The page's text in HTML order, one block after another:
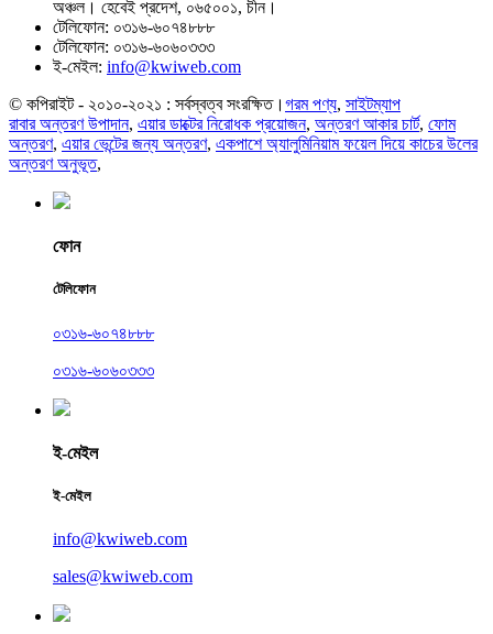
অঞ্চল। হেবেই প্রদেশ, ০৬৫০০১, চীন।
টেলিফোন: ০৩১৬-৬০৭৪৮৮৮
টেলিফোন: ০৩১৬-৬০৬০৩৩৩
ই-মেইল: info@kwiweb.com
© কপিরাইট - ২০১০-২০২১ : সর্বস্বত্ব সংরক্ষিত। গরম পণ্য, সাইটম্যাপ
রাবার অন্তরণ উপাদান, এয়ার ডাক্টের নিরোধক প্রয়োজন, অন্তরণ আকার চার্ট, ফোম
অন্তরণ, এয়ার ভেন্টের জন্য অন্তরণ, একপাশে অ্যালুমিনিয়াম ফয়েল দিয়ে কাচের উলের
অন্তরণ অনুভূত,
ফোন
টেলিফোন
০৩১৬-৬০৭৪৮৮৮
০৩১৬-৬০৬০৩৩৩
ই-মেইল
ই-মেইল
info@kwiweb.com
sales@kwiweb.com